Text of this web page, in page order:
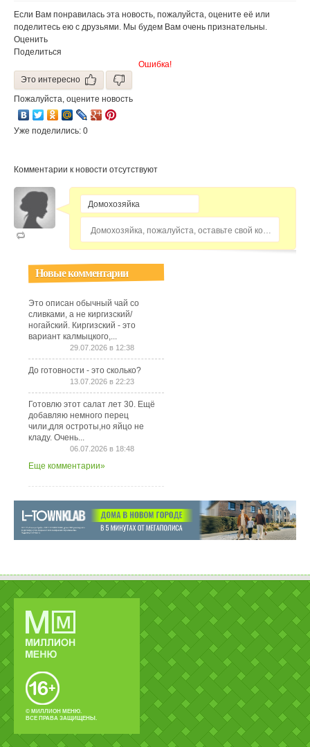
техника 2013»
«Продэкспо-2012»
Если Вам понравилась эта новость, пожалуйста, оцените её или
поделитесь ею с друзьями. Мы будем Вам очень признательны.
Оценить
Поделиться
Ошибка!
Это интересно
Пожалуйста, оцените новость
Уже поделились: 0
Комментарии к новости отсутствуют
Домохозяйка, пожалуйста, оставьте свой комментарий...
Новые комментарии
Это описан обычный чай со
сливками, а не киргизский/
ногайский. Киргизский - это
вариант калмыцкого,...
29.07.2026 в 12:38
До готовности - это сколько?
13.07.2026 в 22:23
Готовлю этот салат лет 30. Ещё
добавляю немного перец
чили,для остроты,но яйцо не
кладу. Очень...
06.07.2026 в 18:48
Еще комментарии»
© МИЛЛИОН МЕНЮ.
ВСЕ ПРАВА ЗАЩИЩЕНЫ.